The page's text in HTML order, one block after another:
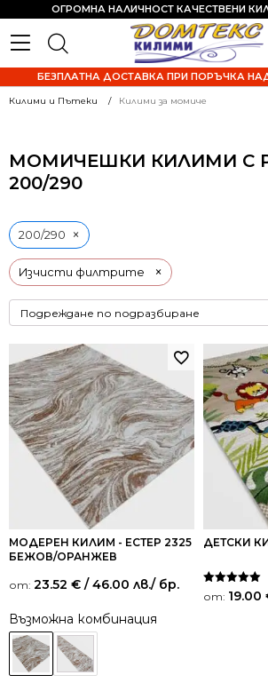
ОГРОМНА НАЛИЧНОСТ КАЧЕСТВЕНИ
БЕЗПЛАТНА ДОСТАВКА ПРИ ПОРЪЧКА НАД
Килими и Пътеки Килими за момиче
МОМИЧЕШКИ КИЛИМИ С
200/290
Изчисти филтрите ×
200/290 ×
МОДЕРЕН КИЛИМ - ЕСТЕР 2325
БЕЖОВ/ОРАНЖЕВ
от: 23.52 € / 46.00 лв./ бр.
Възможна комбинация
ДЕТСКИ
Оценено на
5.00
от: 19.00